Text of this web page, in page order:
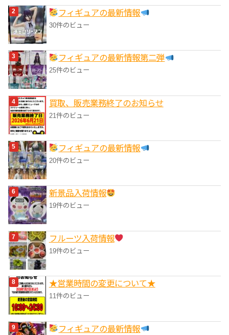
フィギュアの最新情報
30件のビュー
フィギュアの最新情報第二弾
25件のビュー
買取、販売業務終了のお知らせ
21件のビュー
フィギュアの最新情報
20件のビュー
‎新景品入荷情報
19件のビュー
フルーツ入荷情報
19件のビュー
★営業時間の変更について★
11件のビュー
フィギュアの最新情報